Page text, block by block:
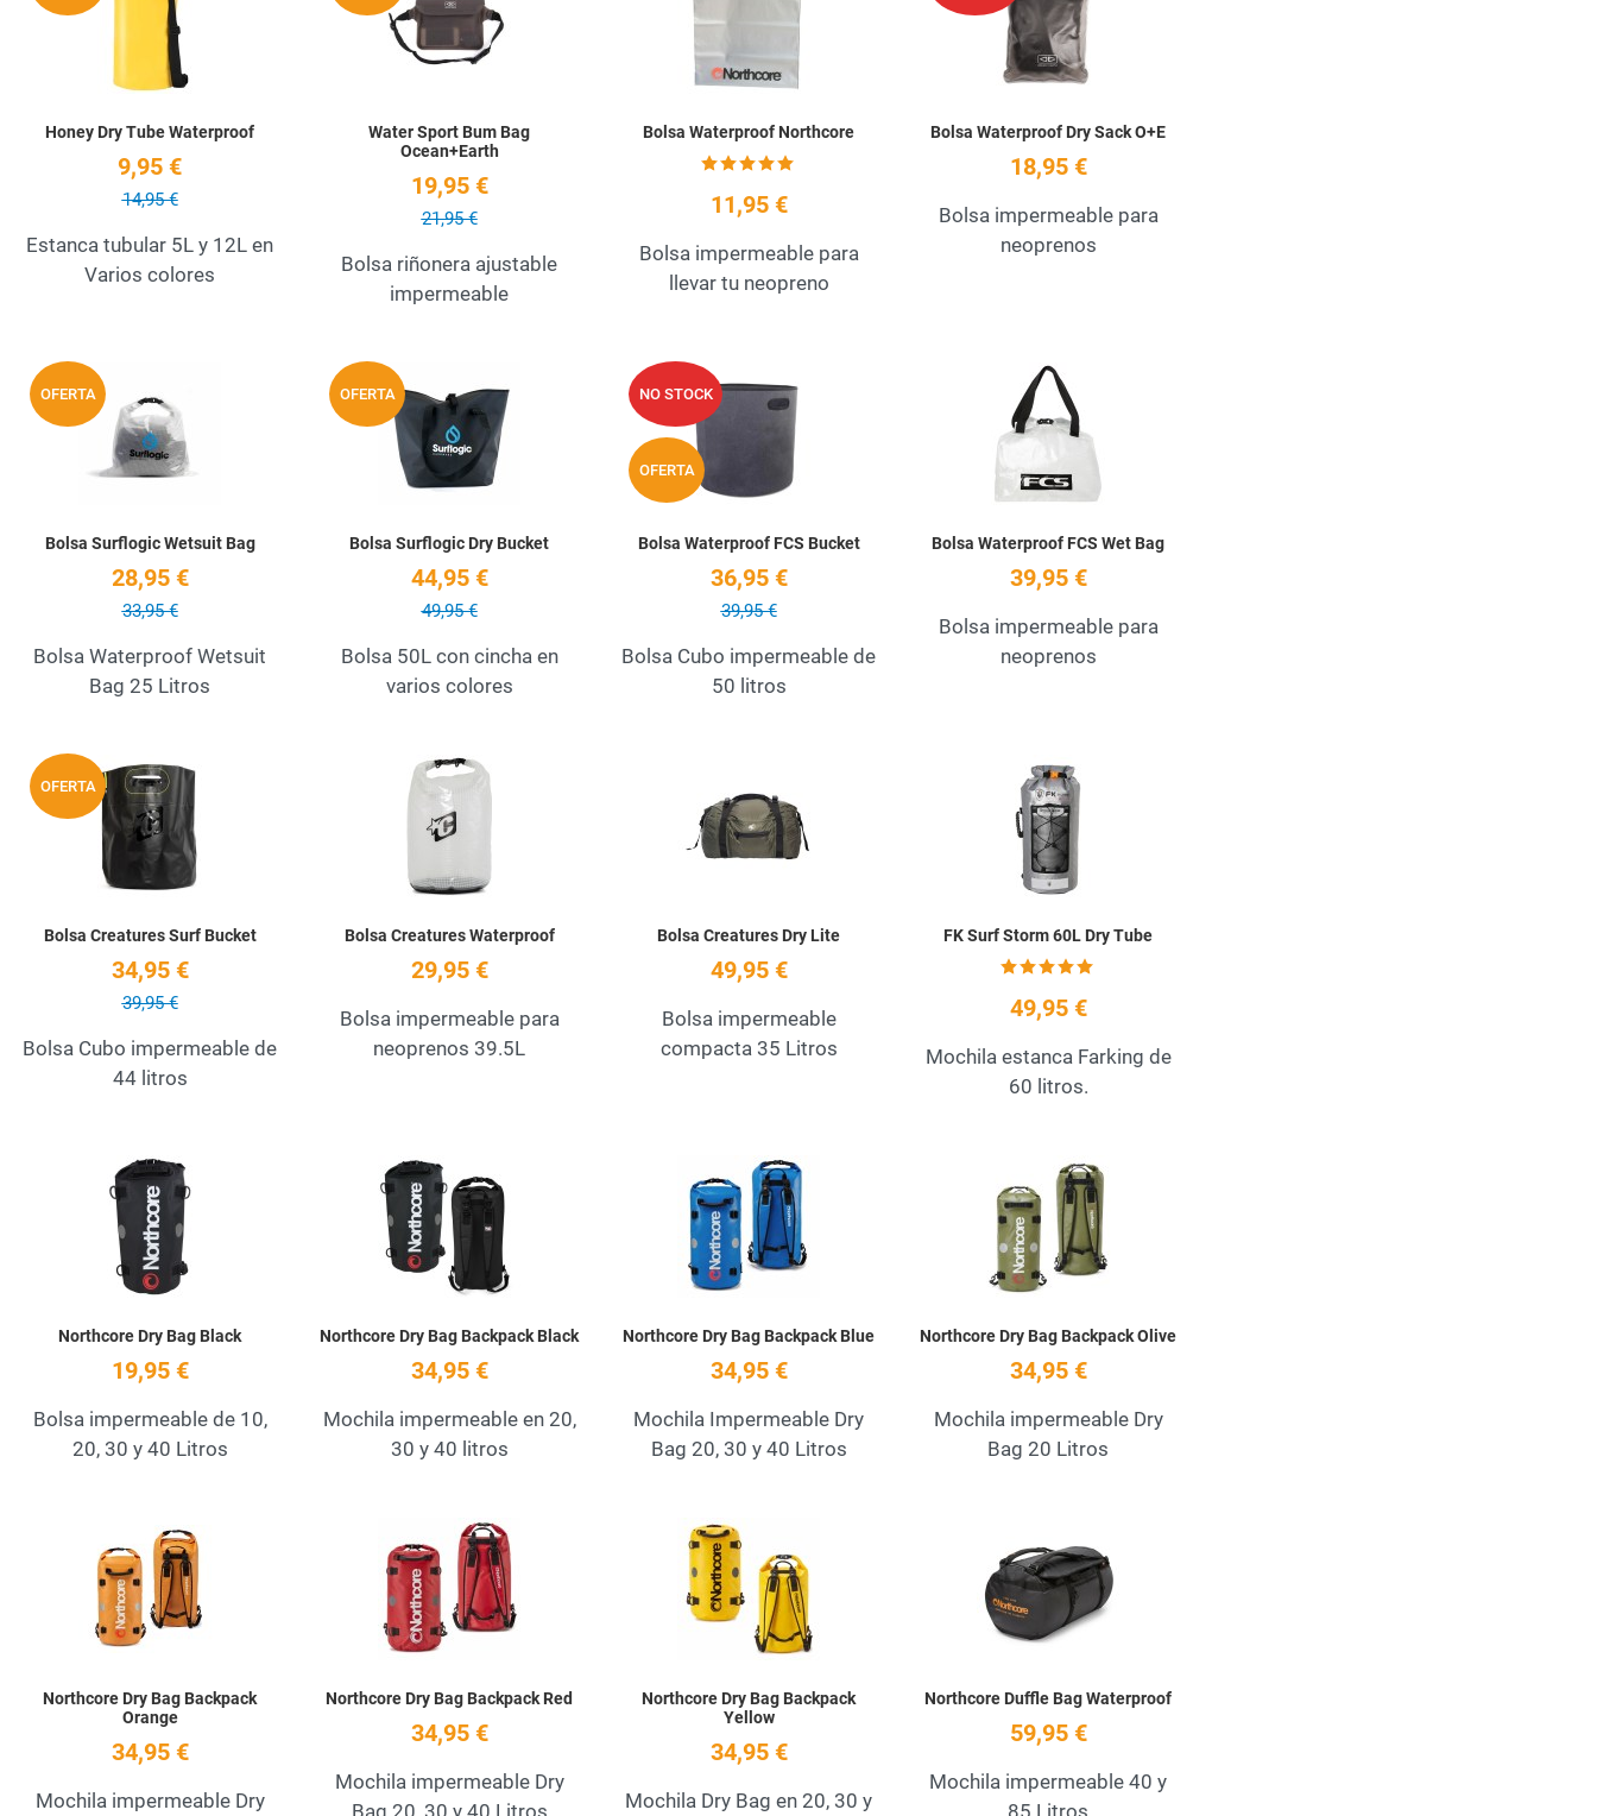
Quick View
Honey Dry Tube Waterproof
9,95 €
14,95 €
Estanca tubular 5L y 12L en
Varios colores
Water Sport Bum Bag
Ocean+Earth
19,95 €
21,95 €
Bolsa riñonera ajustable
impermeable
Quick View
Bolsa Waterproof Northcore
11,95 €
Bolsa impermeable para
llevar tu neopreno
Bolsa Waterproof Dry Sack O+E
18,95 €
Bolsa impermeable para
neoprenos
OFERTA
Add to Wishlist
Quick View
Bolsa Surflogic Wetsuit Bag
28,95 €
33,95 €
Bolsa Waterproof Wetsuit
Bag 25 Litros
OFERTA
Add to Wishlist
Quick View
Bolsa Surflogic Dry Bucket
44,95 €
49,95 €
Bolsa 50L con cincha en
varios colores
NO STOCK
OFERTA
Bolsa Waterproof FCS Bucket
36,95 €
39,95 €
Bolsa Cubo impermeable de
50 litros
Bolsa Waterproof FCS Wet Bag
39,95 €
Bolsa impermeable para
neoprenos
OFERTA
Add to Wishlist
Bolsa Creatures Surf Bucket
34,95 €
39,95 €
Bolsa Cubo impermeable de
44 litros
Bolsa Creatures Waterproof
29,95 €
Bolsa impermeable para
neoprenos 39.5L
Bolsa Creatures Dry Lite
49,95 €
Bolsa impermeable
compacta 35 Litros
FK Surf Storm 60L Dry Tube
49,95 €
Mochila estanca Farking de
60 litros.
Add to Wishlist
Northcore Dry Bag Black
19,95 €
Bolsa impermeable de 10,
20, 30 y 40 Litros
Northcore Dry Bag Backpack Black
34,95 €
Mochila impermeable en 20,
30 y 40 litros
Northcore Dry Bag Backpack Blue
34,95 €
Mochila Impermeable Dry
Bag 20, 30 y 40 Litros
Northcore Dry Bag Backpack Olive
34,95 €
Mochila impermeable Dry
Bag 20 Litros
Northcore Dry Bag Backpack
Orange
34,95 €
Mochila impermeable Dry
Add to Wishlist
Northcore Dry Bag Backpack Red
34,95 €
Mochila impermeable Dry
Northcore Dry Bag Backpack
Yellow
34,95 €
Mochila Dry Bag en 20, 30 y
Northcore Duffle Bag Waterproof
59,95 €
Mochila impermeable 40 y